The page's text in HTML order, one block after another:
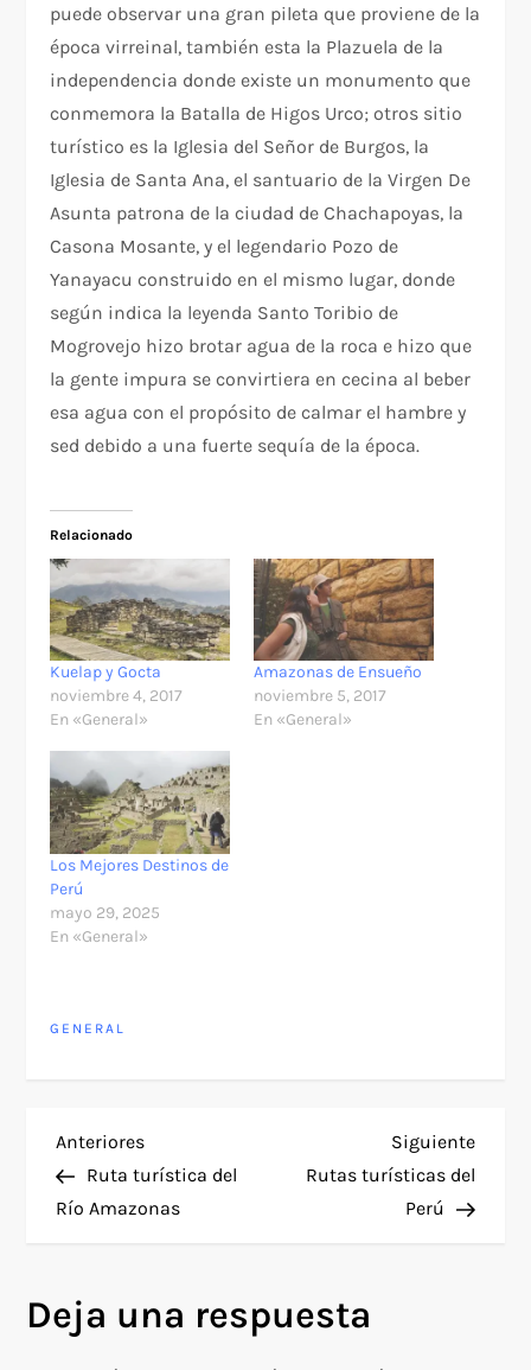
puede observar una gran pileta que proviene de la
época virreinal, también esta la Plazuela de la
independencia donde existe un monumento que
conmemora la Batalla de Higos Urco; otros sitio
turístico es la Iglesia del Señor de Burgos, la
Iglesia de Santa Ana, el santuario de la Virgen De
Asunta patrona de la ciudad de Chachapoyas, la
Casona Mosante, y el legendario Pozo de
Yanayacu construido en el mismo lugar, donde
según indica la leyenda Santo Toribio de
Mogrovejo hizo brotar agua de la roca e hizo que
la gente impura se convirtiera en cecina al beber
esa agua con el propósito de calmar el hambre y
sed debido a una fuerte sequía de la época.
Relacionado
Kuelap y Gocta
noviembre 4, 2017
En «General»
Amazonas de Ensueño
noviembre 5, 2017
En «General»
Los Mejores Destinos de
Perú
mayo 29, 2025
En «General»
GENERAL
N
a
e
Entrada
anterior
Anteriores
Ruta turística del
Río Amazonas
Siguiente
Rutas turísticas del
Perú
Deja una respuesta